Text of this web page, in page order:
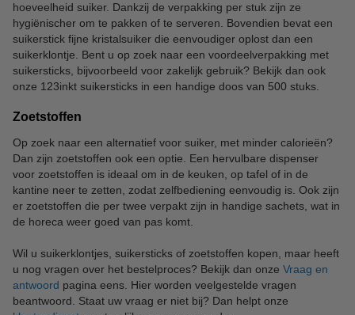
hoeveelheid suiker. Dankzij de verpakking per stuk zijn ze
hygiënischer om te pakken of te serveren. Bovendien bevat een
suikerstick fijne kristalsuiker die eenvoudiger oplost dan een
suikerklontje. Bent u op zoek naar een voordeelverpakking met
suikersticks, bijvoorbeeld voor zakelijk gebruik? Bekijk dan ook
onze 123inkt suikersticks in een handige doos van 500 stuks.
Zoetstoffen
Op zoek naar een alternatief voor suiker, met minder calorieën?
Dan zijn zoetstoffen ook een optie. Een hervulbare dispenser
voor zoetstoffen is ideaal om in de keuken, op tafel of in de
kantine neer te zetten, zodat zelfbediening eenvoudig is. Ook zijn
er zoetstoffen die per twee verpakt zijn in handige sachets, wat in
de horeca weer goed van pas komt.
Wil u suikerklontjes, suikersticks of zoetstoffen kopen, maar heeft
u nog vragen over het bestelproces? Bekijk dan onze Vraag en
antwoord pagina eens. Hier worden veelgestelde vragen
beantwoord. Staat uw vraag er niet bij? Dan helpt onze